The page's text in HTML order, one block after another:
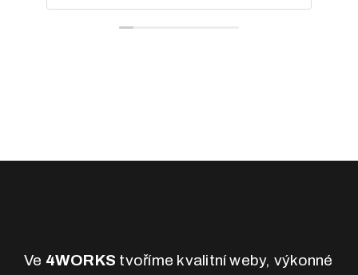
Ve 4WORKS tvoříme kvalitní weby, výkonné